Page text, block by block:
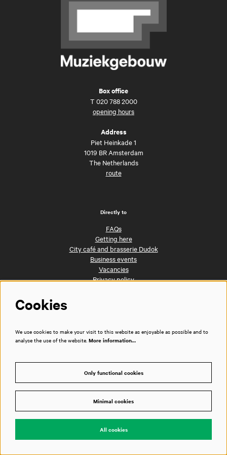
Box office
T 020 788 2000
opening hours
Address
Piet Heinkade 1
1019 BR Amsterdam
The Netherlands
route
Directly to
FAQs
Getting here
City café and brasserie Dudok
Business events
Vacancies
Privacy policy
Disclaimer
Follow us
Cookies
We use cookies to make your visit to this website as enjoyable as possible and to
analyse the use of the website. More information…
Only functional cookies
Minimal cookies
All cookies